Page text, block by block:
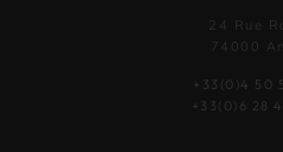
24 Rue
74000
+33(0)4 50
+33(0)6 28